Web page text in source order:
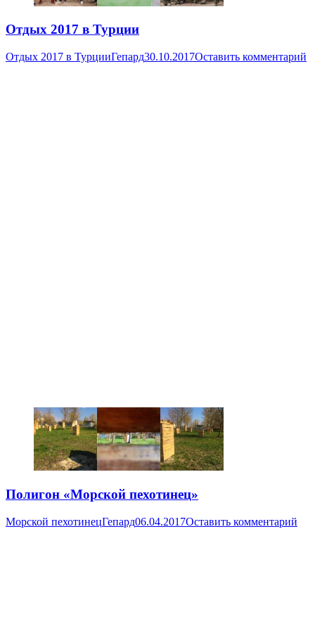
Отдых 2017 в Турции
Отдых 2017 в ТурцииГепард30.10.2017Оставить комментарий
Полигон «Морской пехотинец»
Морской пехотинецГепард06.04.2017Оставить комментарий